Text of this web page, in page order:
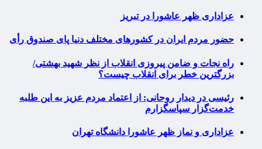
عزاداری ظهر عاشورا در تبریز
حضور مردم ایران در کشورهای مختلف دنیا پای صندوق رأی
راه نجات و ضامن پیروزی انقلاب از نظر شهید بهشتی/
بزرگترین خطر برای انقلاب چیست؟
رئیسی در دیدار روحانی: از اعتماد مردم عزیز به این طلبه
خدمت‌گزار سپاسگزارم
عزاداری و نماز ظهر عاشورا دانشگاه تهران